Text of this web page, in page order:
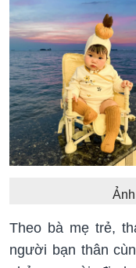
Theo bà mẹ trẻ,
người bạn thân